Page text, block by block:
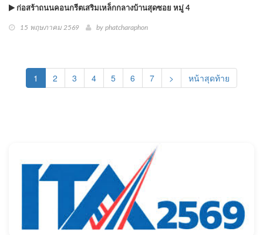
ก่อสร้าถนนคอนกรีตเสริมเหล็กกลางบ้านสุดซอย หมู่ 4
15 พฤษภาคม 2569 by phatcharaphon
1 (current)
2 3 4 5 6 7 > หน้าสุดท้าย